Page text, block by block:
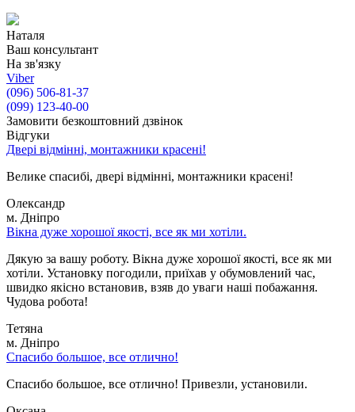
Наталя
Ваш консультант
На зв'язку
Viber
(096) 506-81-37
(099) 123-40-00
Замовити безкоштовний дзвінок
Відгуки
Двері відмінні, монтажники красені!
Велике спасибі, двері відмінні, монтажники красені!
Олександр
м. Дніпро
Вікна дуже хорошої якості, все як ми хотіли.
Дякую за вашу роботу. Вікна дуже хорошої якості, все як ми
хотіли. Установку погодили, приїхав у обумовлений час,
швидко якісно встановив, взяв до уваги наші побажання.
Чудова робота!
Тетяна
м. Дніпро
Спасибо большое, все отлично!
Спасибо большое, все отлично! Привезли, установили.